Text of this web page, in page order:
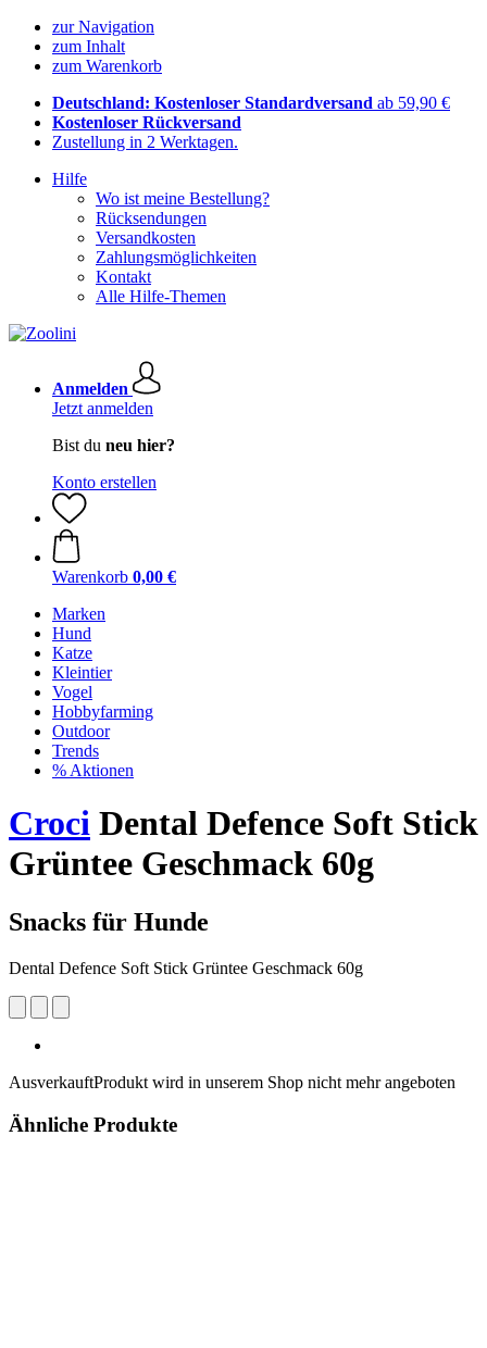
zur Navigation
zum Inhalt
zum Warenkorb
Deutschland: Kostenloser Standardversand ab 59,90 €
Kostenloser Rückversand
Zustellung in 2 Werktagen.
Hilfe
Wo ist meine Bestellung?
Rücksendungen
Versandkosten
Zahlungsmöglichkeiten
Kontakt
Alle Hilfe-Themen
Anmelden
Jetzt anmelden
Bist du neu hier?
Konto erstellen
Warenkorb 0,00 €
Marken
Hund
Katze
Kleintier
Vogel
Hobbyfarming
Outdoor
Trends
% Aktionen
Croci Dental Defence Soft Stick
Grüntee Geschmack 60g
Snacks für Hunde
Dental Defence Soft Stick Grüntee Geschmack 60g
AusverkauftProdukt wird in unserem Shop nicht mehr angeboten
Ähnliche Produkte